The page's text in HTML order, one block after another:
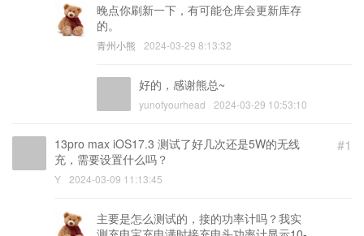
晚点你刷新一下，有可能仓库会更新库存
的。
青州小熊 2024-03-29 8:13:32
好的，感谢熊总~
yunofyourhead 2024-03-29 10:53:10
#1
13pro max iOS17.3 测试了好几次还是5W的无线
充，需要设置什么吗？
Y 2024-03-09 11:13:45
主要是怎么测试的，接的功率计吗？我实